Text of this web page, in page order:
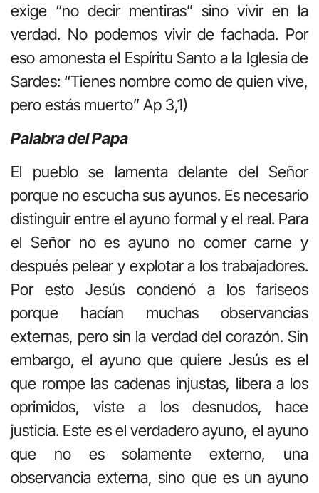
exige “no decir mentiras” sino vivir en la
verdad. No podemos vivir de fachada. Por
eso amonesta el Espíritu Santo a la Iglesia de
Sardes: “Tienes nombre como de quien vive,
pero estás muerto” Ap 3,1)
Palabra del Papa
El pueblo se lamenta delante del Señor
porque no escucha sus ayunos. Es necesario
distinguir entre el ayuno formal y el real. Para
el Señor no es ayuno no comer carne y
después pelear y explotar a los trabajadores.
Por esto Jesús condenó a los fariseos
porque hacían muchas observancias
externas, pero sin la verdad del corazón. Sin
embargo, el ayuno que quiere Jesús es el
que rompe las cadenas injustas, libera a los
oprimidos, viste a los desnudos, hace
justicia. Este es el verdadero ayuno, el ayuno
que no es solamente externo, una
observancia externa, sino que es un ayuno